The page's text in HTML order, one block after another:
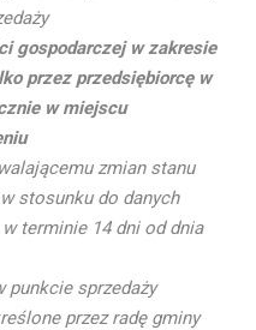
gospodarczej w zakresie
przez przedsiębiorcę w
w miejscu
zmian stanu
stosunku do danych
terminie 14 dni od dnia
punkcie sprzedaży
przez radę gminy